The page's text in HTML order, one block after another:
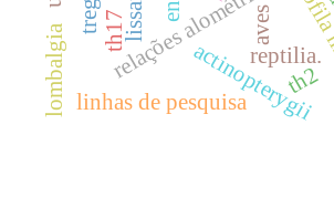
relações alométricas
actinopterygii
aves
reptilia.
linhas de pesquisa
lombalgia th2
th17
treg.